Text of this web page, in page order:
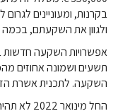
בקרנות, ומעוניינים
ולגוון את השקעתם,
אפשרויות השקעה
תשעים ושמונה אחוזים
השקעה. לתכנית אשרת
החל